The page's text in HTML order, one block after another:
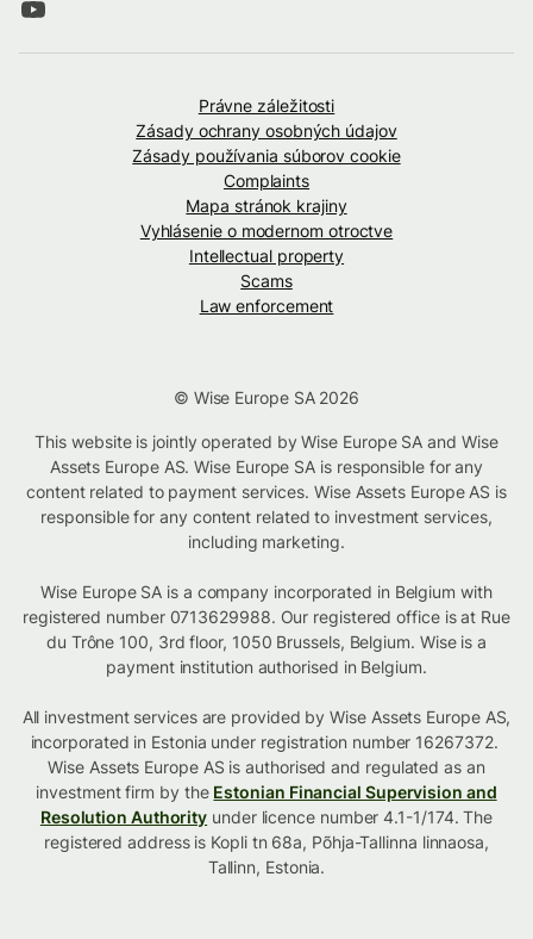
Právne záležitosti
Zásady ochrany osobných údajov
Zásady používania súborov cookie
Complaints
Mapa stránok krajiny
Vyhlásenie o modernom otroctve
Intellectual property
Scams
Law enforcement
© Wise Europe SA 2026
This website is jointly operated by Wise Europe SA and Wise
Assets Europe AS. Wise Europe SA is responsible for any
content related to payment services. Wise Assets Europe AS is
responsible for any content related to investment services,
including marketing.
Wise Europe SA is a company incorporated in Belgium with
registered number 0713629988. Our registered office is at Rue
du Trône 100, 3rd floor, 1050 Brussels, Belgium. Wise is a
payment institution authorised in Belgium.
All investment services are provided by Wise Assets Europe AS,
incorporated in Estonia under registration number 16267372.
Wise Assets Europe AS is authorised and regulated as an
investment firm by the Estonian Financial Supervision and
Resolution Authority under licence number 4.1-1/174. The
registered address is Kopli tn 68a, Põhja-Tallinna linnaosa,
Tallinn, Estonia.